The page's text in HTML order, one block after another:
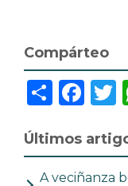
Compárteo
Últimos
A veciñanza